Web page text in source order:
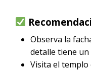
Observa la
detalle tiene
Visita el templo